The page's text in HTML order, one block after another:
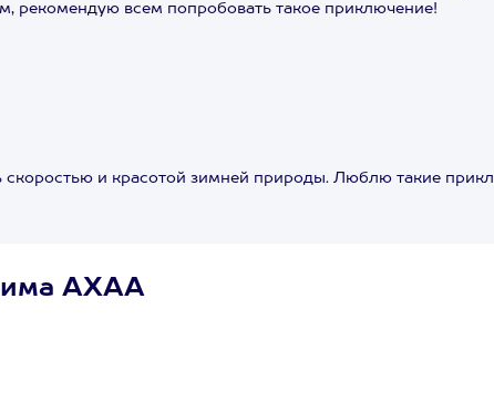
рекомендую всем попробовать такое приключение!
и красотой зимней природы. Люблю такие
АХАА